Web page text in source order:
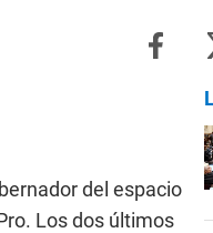
del espacio
Los dos últimos